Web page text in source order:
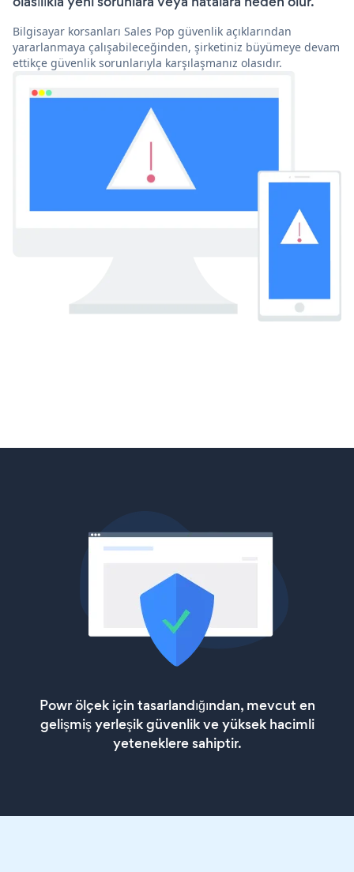
Bilgisayar korsanları Sales Pop güvenlik açıklarından
yararlanmaya çalışabileceğinden, şirketiniz büyümeye devam
ettikçe güvenlik sorunlarıyla karşılaşmanız olasıdır.
Powr ölçek için tasarlandığından, mevcut en
gelişmiş yerleşik güvenlik ve yüksek hacimli
yeteneklere sahiptir.